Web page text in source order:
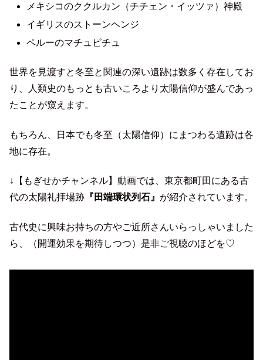
メキシコのククルカン（チチェン・イッツァ）神殿
イギリスのストーンヘンジ
ペルーのマチュピチュ
世界を見渡すと冬至と関連の深い遺跡は数多く存在してお
り、人類史のもっとも古いころより太陽信仰が盛んであっ
たことが窺えます。
もちろん、日本でも冬至（太陽信仰）にまつわる遺跡は各
地に存在。
↓【もぎせかチャンネル】動画では、東京都町田にある古
代の太陽礼拝場跡 『田端環状列石』 が紹介されています。
古代史に興味お持ちの方やご近所さんいらっしゃいました
ら、（開運効果を期待しつつ）是非ご視聴のほどを♡